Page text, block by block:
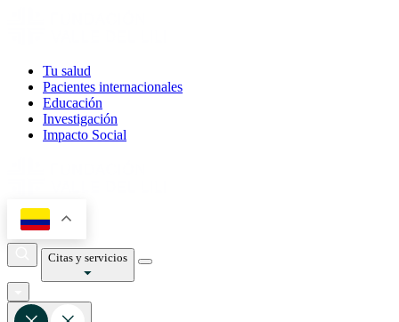
Tu salud
Pacientes internacionales
Educación
Investigación
Impacto Social
Citas y servicios